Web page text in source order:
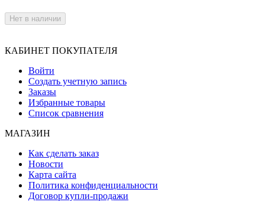
Нет в наличии
КАБИНЕТ ПОКУПАТЕЛЯ
Войти
Создать учетную запись
Заказы
Избранные товары
Список сравнения
МАГАЗИН
Как сделать заказ
Новости
Карта сайта
Политика конфиденциальности
Договор купли-продажи